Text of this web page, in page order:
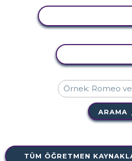
ARAMA
TÜM ÖĞRETMEN